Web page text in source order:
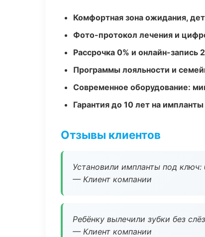
Комфортная зона ожидания,
Фото-протокол лечения и
Рассрочка 0% и онлайн-запись
Программы лояльности и
Современное оборудование:
Гарантия до 10 лет на
Отзывы клиентов
Установили импланты под ключ:
— Клиент компании
Ребёнку вылечили зубки без
— Клиент компании